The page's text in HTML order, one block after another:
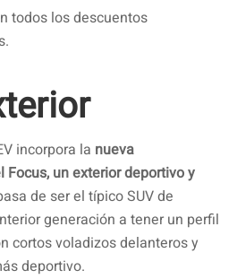
todos los descuentos
incorpora la nueva
un exterior deportivo y
de ser el típico SUV de
generación a tener un perfil
cortos voladizos delanteros y
deportivo.